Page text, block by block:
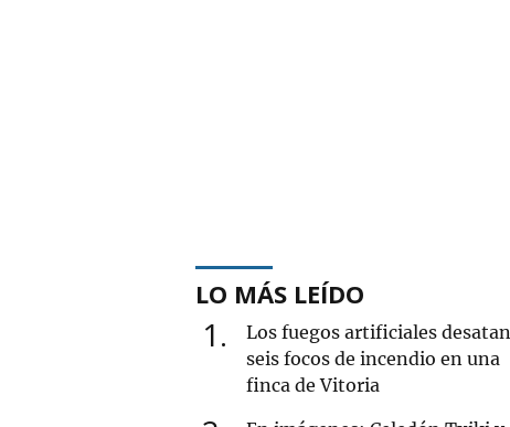
LO MÁS LEÍDO
1
Los fuegos artificiales desatan
seis focos de incendio en una
finca de Vitoria